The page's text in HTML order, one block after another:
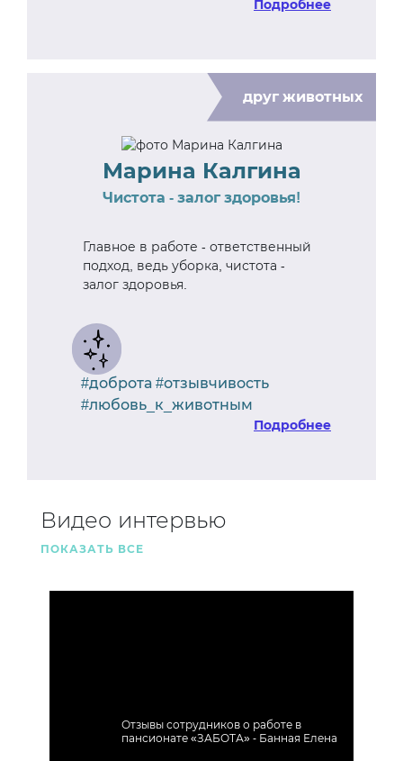
Подробнее
друг животных
Марина Калгина
Чистота - залог здоровья!
Главное в работе - ответственный
подход, ведь уборка, чистота -
залог здоровья.
#доброта #отзывчивость
#любовь_к_животным
Подробнее
Видео интервью
ПОКАЗАТЬ ВСЕ
Отзывы сотрудников о работе в
пансионате «ЗАБОТА» - Банная Елена